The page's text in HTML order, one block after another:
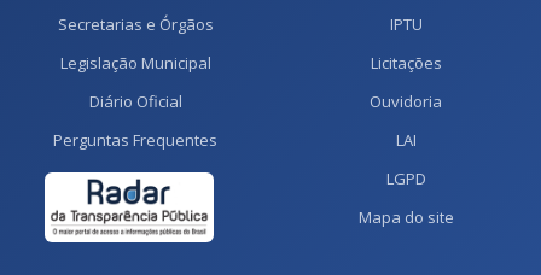
Secretarias e Órgãos
Legislação Municipal
Diário Oficial
Perguntas Frequentes
IPTU
Licitações
Ouvidoria
LAI
LGPD
Mapa do site